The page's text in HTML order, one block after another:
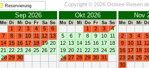
Reservierung Copyright © 2026 Ostsee-
Sep 2026
Mo Di Mi Do Fr Sa So
1 2 3 4 5
6
7
8 9 10 11 12 13
14 15 16 17 18 19 20
21 22 23 24 25 26 27
28 29 30
Okt 2026
Mo Di Mi Do Fr Sa So
1 2 3
4
5
6 7 8 9 10 11
12 13 14 15 16 17 18
19 20 21 22 23 24 25
26 27 28 29 30 31
Nov
Mo Di Mi
2 3 4
5
9
10 11
16 17 18
23 24 25
30